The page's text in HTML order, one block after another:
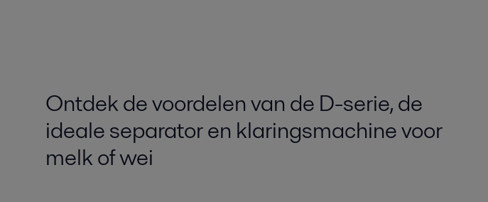
Ontdek de voordelen van de D-serie, de
ideale separator en klaringsmachine voor
melk of wei